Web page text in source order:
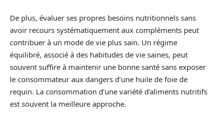
De plus, évaluer ses propres besoins nutritionnels sans
avoir recours systématiquement aux compléments peut
contribuer à un mode de vie plus sain. Un régime
équilibré, associé à des habitudes de vie saines, peut
souvent suffire à maintenir une bonne santé sans exposer
le consommateur aux dangers d’une huile de foie de
requin. La consommation d’une variété d’aliments nutritifs
est souvent la meilleure approche.